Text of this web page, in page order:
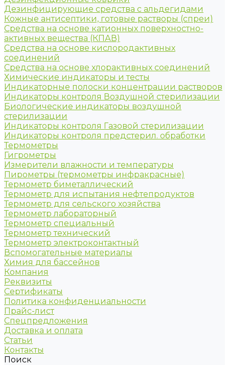
Дезинфицирующие средства с альдегидами
Кожные антисептики, готовые растворы (спреи)
Средства на основе катионных поверхностно-
активных вещества (КПАВ)
Средства на основе кислородактивных
соединений
Средства на основе хлорактивных соединений
Химические индикаторы и тесты
Индикаторные полоски концентрации растворов
Индикаторы контроля Воздушной стерилизации
Биологические индикаторы воздушной
стерилизации
Индикаторы контроля Газовой стерилизации
Индикаторы контроля предстерил. обработки
Термометры
Гигрометры
Измерители влажности и температуры
Пирометры (термометры инфракрасные)
Термометр биметаллический
Термометр для испытания нефтепродуктов
Термометр для сельского хозяйства
Термометр лабораторный
Термометр специальный
Термометр технический
Термометр электроконтактный
Вспомогательные материалы
Химия для бассейнов
Компания
Реквизиты
Сертификаты
Политика конфиденциальности
Прайс-лист
Спецпредложения
Доставка и оплата
Статьи
Контакты
Поиск